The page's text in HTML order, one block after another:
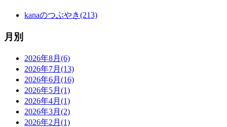
kanaのつぶやき(213)
月別
2026年8月(6)
2026年7月(13)
2026年6月(16)
2026年5月(1)
2026年4月(1)
2026年3月(2)
2026年2月(1)